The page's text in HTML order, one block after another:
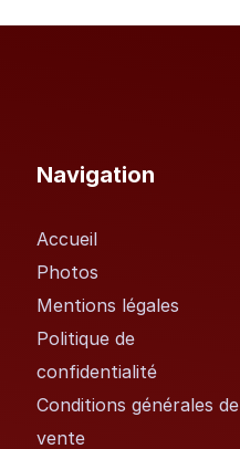
Navigation
Accueil
Photos
Mentions légales
Politique de
confidentialité
Conditions générales de
vente